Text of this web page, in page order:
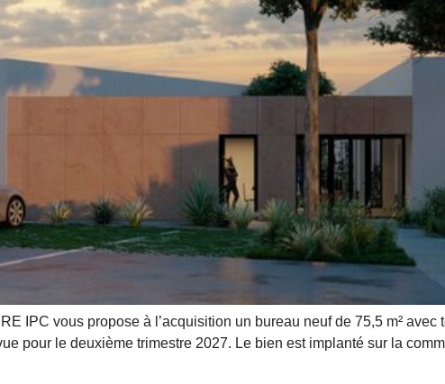
IPC vous propose à l’acquisition un bureau neuf de 75,5 m² avec
pour le deuxième trimestre 2027. Le bien est implanté sur la